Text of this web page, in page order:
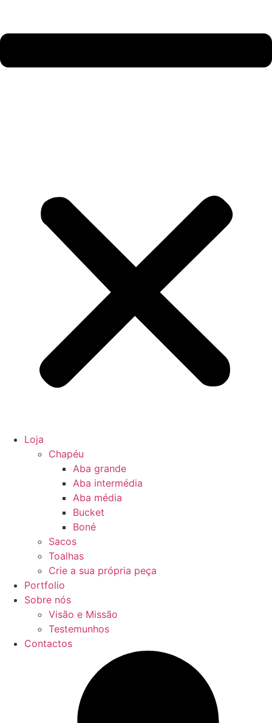
Loja
Chapéu
Aba grande
Aba intermédia
Aba média
Bucket
Boné
Sacos
Toalhas
Crie a sua própria peça
Portfolio
Sobre nós
Visão e Missão
Testemunhos
Contactos